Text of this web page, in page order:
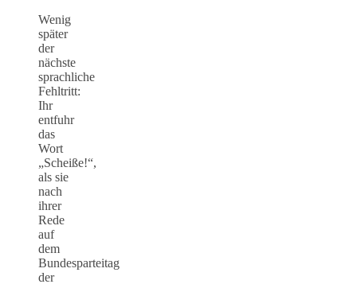
Wenig
später
der
nächste
sprachliche
Fehltritt:
Ihr
entfuhr
das
Wort
„Scheiße!“,
als sie
nach
ihrer
Rede
auf
dem
Bundesparteitag
der